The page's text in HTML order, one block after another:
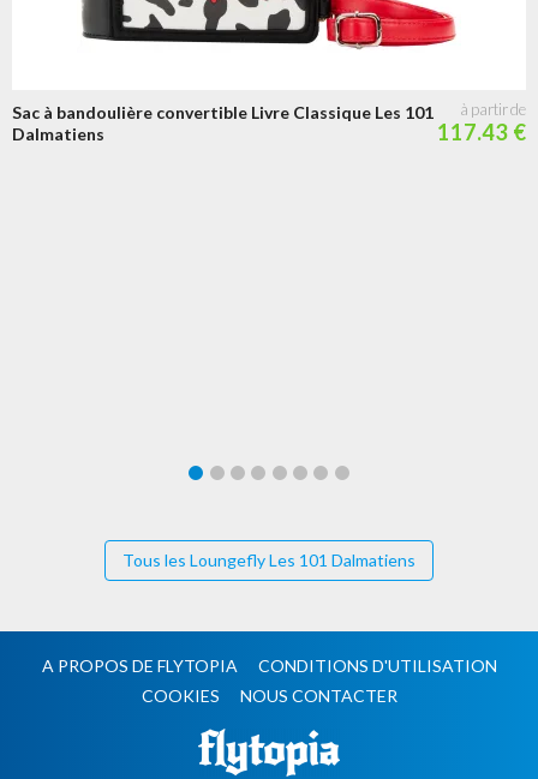
Sac à bandoulière convertible Livre Classique Les 101
Dalmatiens
117.43 €
Tous les Loungefly Les 101 Dalmatiens
A PROPOS DE FLYTOPIA
CONDITIONS D'UTILISATION
COOKIES
NOUS CONTACTER